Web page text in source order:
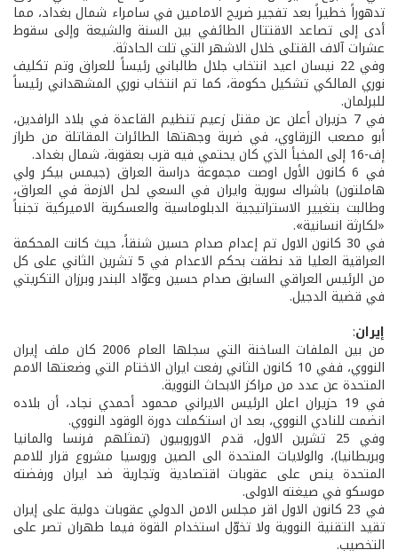
تدهوراً خطيراً بعد تفجير ضريح الامامين في سامراء شمال بغداد، مما
أدى إلى تصاعد الاقتتال الطائفي بين السنة والشيعة وإلى سقوط
عشرات آلاف القتلى خلال الاشهر التي تلت الحادثة.
وفي 22 نيسان اعيد انتخاب جلال طالباني رئيساً للعراق وتم تكليف
نوري المالكي تشكيل حكومة، كما تم انتخاب نوري المشهداني رئيساً
للبرلمان.
في 7 حزيران أعلن عن مقتل زعيم تنظيم القاعدة في بلاد الرافدين،
أبو مصعب الزرقاوي، في ضربة وجهتها الطائرات المقاتلة من طراز
إف-16 إلى المخبأ الذي كان يحتمي فيه قرب بعقوبة، شمال بغداد.
في 6 كانون الأول اوصت مجموعة دراسة العراق (جيمس بيكر ولي
هاملتون) باشراك سورية وايران في السعي لحل الازمة في العراق،
وطالبت بتغيير الاستراتيجية الدبلوماسية والعسكرية الاميركية تجنباً
«لكارثة انسانية».
في 30 كانون الاول تم إعدام صدام حسين شنقاً، حيث كانت المحكمة
العراقية العليا قد نطقت بحكم الاعدام في 5 تشرين الثاني على كل
من الرئيس العراقي السابق صدام حسين وعوّاد البندر وبرزان التكريتي
في قضية الدجيل.
إيران:
من بين الملفات الساخنة التي سجلها العام 2006 كان ملف إيران
النووي، ففي 10 كانون الثاني رفعت ايران الاختام التي وضعتها الامم
المتحدة عن عدد من مراكز الابحاث النووية.
في 19 حزيران اعلن الرئيس الايراني محمود أحمدي نجاد، أن بلاده
انضمت للنادي النووي، بعد ان استكملت دورة الوقود النووي.
وفي 25 تشرين الاول، قدم الاوروبيون (تمثلهم فرنسا والمانيا
وبريطانيا)، والولايات المتحدة الى الصين وروسيا مشروع قرار للامم
المتحدة ينص على عقوبات اقتصادية وتجارية ضد ايران ورفضته
موسكو في صيغته الاولى.
في 23 كانون الاول اقر مجلس الامن الدولي عقوبات دولية على إيران
تقيد التقنية النووية ولا تخوّل استخدام القوة فيما طهران تصر على
التخصيب.